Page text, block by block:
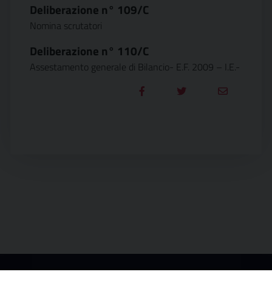
Deliberazione n° 109/C
Nomina scrutatori
Deliberazione n° 110/C
Assestamento generale di Bilancio- E.F. 2009 – I.E.-